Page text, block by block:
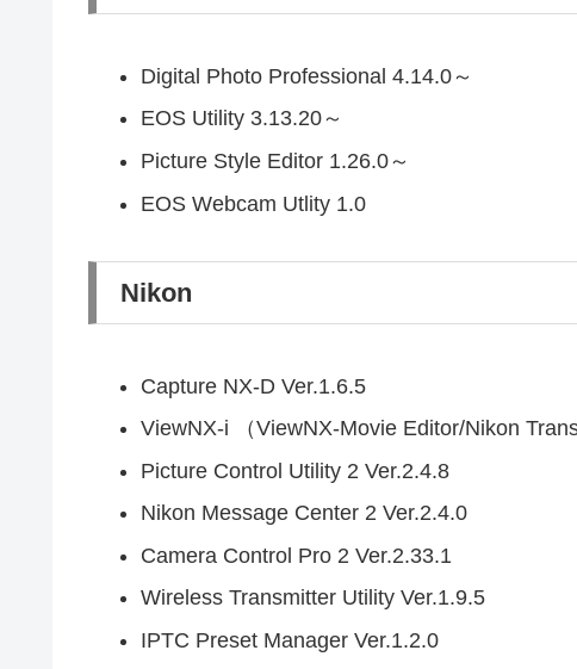
Digital Photo Professional 4.14.0～
EOS Utility 3.13.20～
Picture Style Editor 1.26.0～
EOS Webcam Utlity 1.0
Nikon
Capture NX-D Ver.1.6.5
ViewNX-i （ViewNX-Movie Editor/Nikon
Picture Control Utility 2 Ver.2.4.8
Nikon Message Center 2 Ver.2.4.0
Camera Control Pro 2 Ver.2.33.1
Wireless Transmitter Utility Ver.1.9.5
IPTC Preset Manager Ver.1.2.0